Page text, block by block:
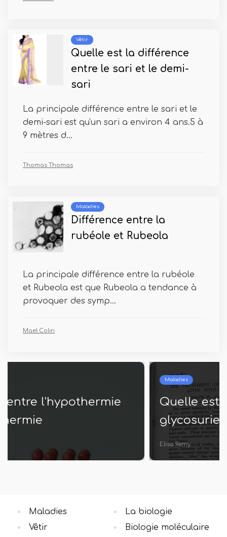
Vêtir
Quelle est la différence
entre le sari et le demi-
sari
La principale différence entre le sari et le
demi-sari est qu'un sari a environ 4 ans.5 à
9 mètres d...
Thomas Thomas
Maladies
Différence entre la
rubéole et Rubeola
La principale différence entre la rubéole
et Rubeola est que Rubeola a tendance à
provoquer des symp...
Mael Colin
Quelle est la différence entre la
glycosurie et la glucosurie
Maladies
Vêtir
La biologie
Biologie moléculaire